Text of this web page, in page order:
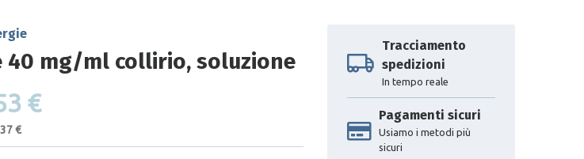
40 mg/ml collirio, soluzione
€
€
Tracciamento
spedizioni
In tempo reale
Pagamenti sicuri
Usiamo i metodi più
sicuri